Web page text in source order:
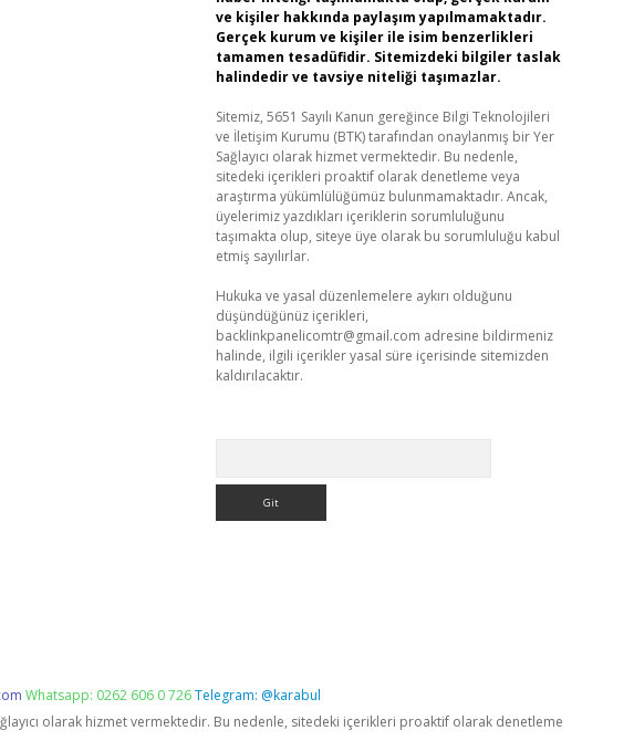
ve kişiler hakkında paylaşım yapılmamaktadır.
Gerçek kurum ve kişiler ile isim benzerlikleri
tamamen tesadüfidir. Sitemizdeki bilgiler taslak
halindedir ve tavsiye niteliği taşımazlar.
Sitemiz, 5651 Sayılı Kanun gereğince Bilgi Teknolojileri
ve İletişim Kurumu (BTK) tarafından onaylanmış bir Yer
Sağlayıcı olarak hizmet vermektedir. Bu nedenle,
sitedeki içerikleri proaktif olarak denetleme veya
araştırma yükümlülüğümüz bulunmamaktadır. Ancak,
üyelerimiz yazdıkları içeriklerin sorumluluğunu
taşımakta olup, siteye üye olarak bu sorumluluğu kabul
etmiş sayılırlar.
Hukuka ve yasal düzenlemelere aykırı olduğunu
düşündüğünüz içerikleri,
backlinkpanelicomtr@gmail.com adresine bildirmeniz
halinde, ilgili içerikler yasal süre içerisinde sitemizden
kaldırılacaktır.
Whatsapp: 0262 606 0 726Telegram: @karabul
olarak hizmet vermektedir. Bu nedenle, sitedeki içerikleri proaktif olarak denetleme